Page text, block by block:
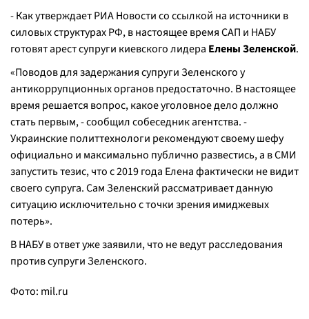
- Как утверждает РИА Новости со ссылкой на источники в
силовых структурах РФ, в настоящее время САП и НАБУ
готовят арест супруги киевского лидера Елены Зеленской.
«Поводов для задержания супруги Зеленского у
антикоррупционных органов предостаточно. В настоящее
время решается вопрос, какое уголовное дело должно
стать первым, - сообщил собеседник агентства. -
Украинские политтехнологи рекомендуют своему шефу
официально и максимально публично развестись, а в СМИ
запустить тезис, что с 2019 года Елена фактически не видит
своего супруга. Сам Зеленский рассматривает данную
ситуацию исключительно с точки зрения имиджевых
потерь».
В НАБУ в ответ уже заявили, что не ведут расследования
против супруги Зеленского.
Фото: mil.ru